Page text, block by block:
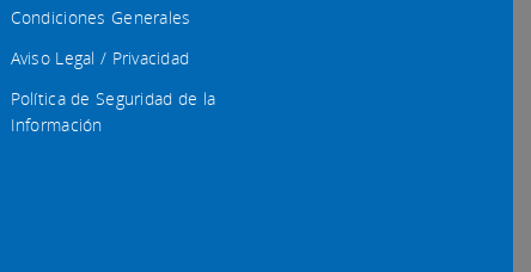
Condiciones Generales
Aviso Legal / Privacidad
Política de Seguridad de la
Información